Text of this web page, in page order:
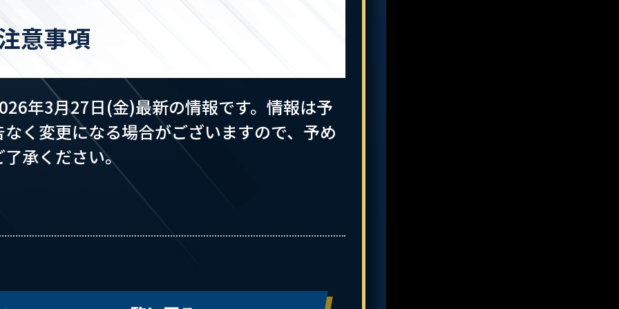
意事項
年3月27日(金)最新の情報です。情報は予
なく変更になる場合がございますので、予め
了承ください。